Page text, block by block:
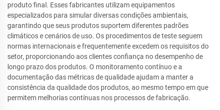
produto final. Esses fabricantes utilizam equipamentos
especializados para simular diversas condições ambientais,
garantindo que seus produtos suportem diferentes padrões
climáticos e cenários de uso. Os procedimentos de teste seguem
normas internacionais e frequentemente excedem os requisitos do
setor, proporcionando aos clientes confiança no desempenho de
longo prazo dos produtos. O monitoramento contínuo e a
documentação das métricas de qualidade ajudam a manter a
consistência da qualidade dos produtos, ao mesmo tempo em que
permitem melhorias contínuas nos processos de fabricação.